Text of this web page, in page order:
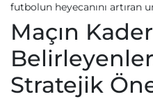
futbolun heyecanını artıran
Maçın
Stratejik